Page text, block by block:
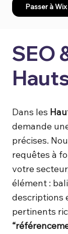
Passer à
SEO
Dans les
demande
précises.
requêtes à
votre
élément :
descriptions
pertinents